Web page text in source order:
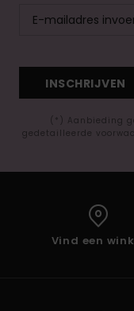
INSCHRIJVEN
(*) Aanbieding
gedetailleerde
Vind een